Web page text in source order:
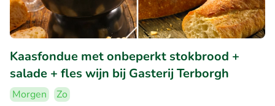
Kaasfondue met onbeperkt stokbrood +
salade + fles wijn bij Gasterij Terborgh
Morgen
Zo